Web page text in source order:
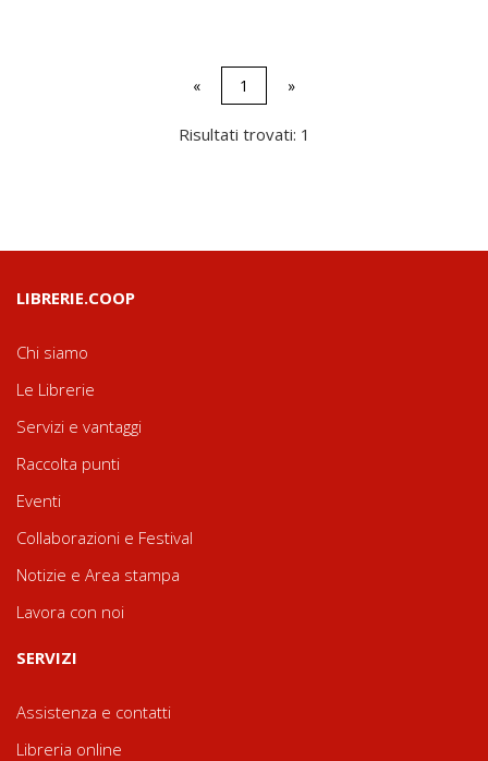
« 1 »
Risultati trovati: 1
LIBRERIE.COOP
Chi siamo
Le Librerie
Servizi e vantaggi
Raccolta punti
Eventi
Collaborazioni e Festival
Notizie e Area stampa
Lavora con noi
SERVIZI
Assistenza e contatti
Libreria online